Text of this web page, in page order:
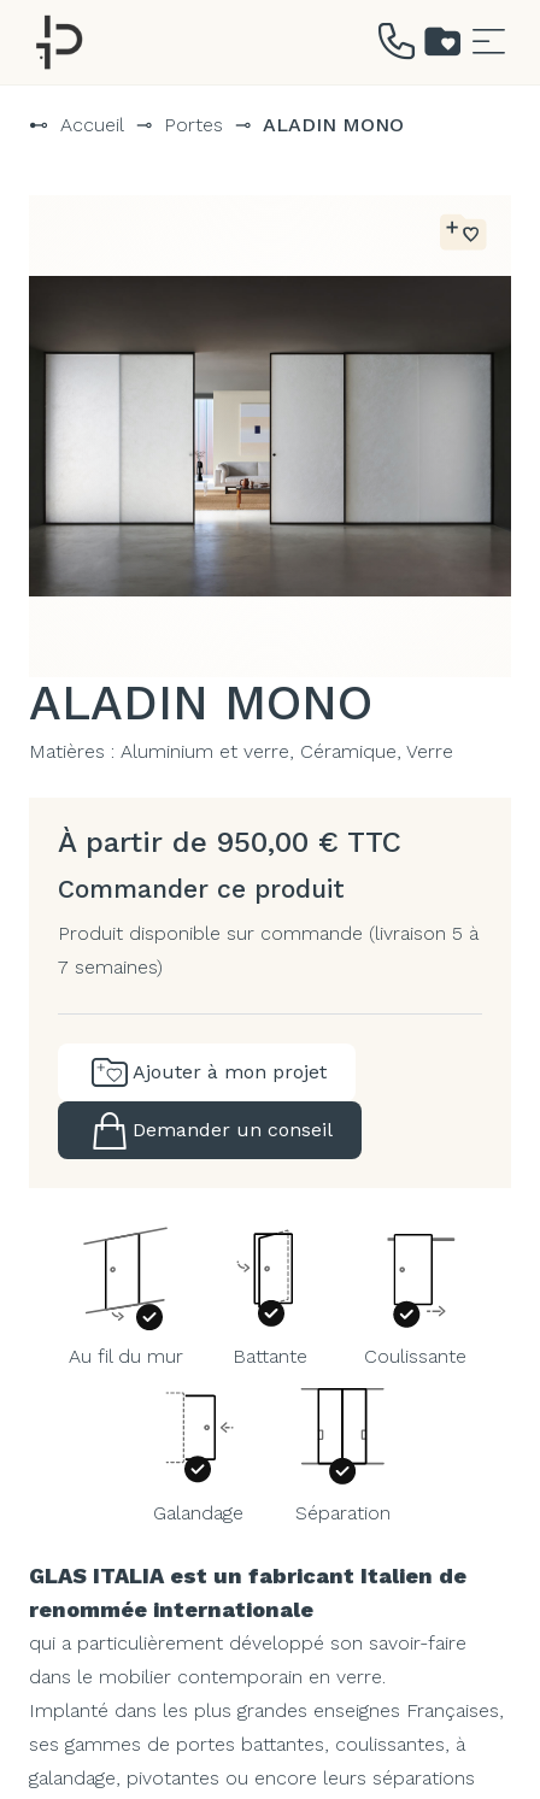
⊷ Accueil ⊸ Portes ⊸ ALADIN MONO
ALADIN MONO
Matières : Aluminium et verre, Céramique, Verre
À partir de 950,00 € TTC
Commander ce produit
Produit disponible sur commande (livraison 5 à
7 semaines)
Ajouter à mon projet
Demander un conseil
Au fil du mur Battante Coulissante
Galandage Séparation
GLAS ITALIA est un fabricant Italien de
renommée internationale
qui a particulièrement développé son savoir-faire
dans le mobilier contemporain en verre.
Implanté dans les plus grandes enseignes Françaises,
ses gammes de portes battantes, coulissantes, à
galandage, pivotantes ou encore leurs séparations